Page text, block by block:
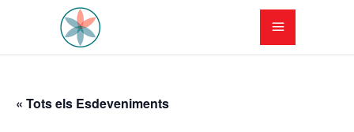
« Tots els Esdeveniments